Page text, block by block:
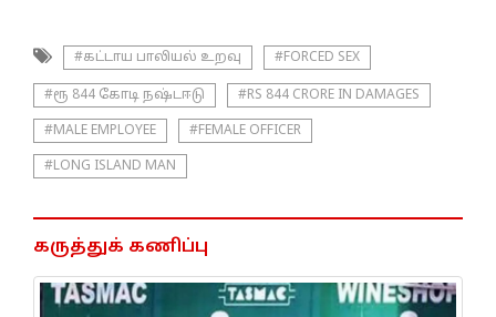
#கட்டாய பாலியல் உறவு #FORCED SEX
#ரூ 844 கோடி நஷ்டஈடு #RS 844 CRORE IN DAMAGES
#MALE EMPLOYEE #FEMALE OFFICER
#LONG ISLAND MAN
கருத்துக் கணிப்பு